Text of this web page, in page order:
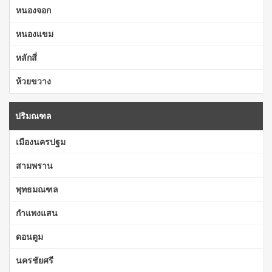
หนองจอก
หนองแขม
หลักสี่
ห้วยขวาง
ปริมณฑล
เมืองนครปฐม
สามพราน
พุทธมณฑล
กำแพงแสน
ดอนตูม
นครชัยศรี